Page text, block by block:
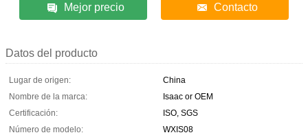
Mejor precio Contacto
Datos del producto
Lugar de origen:
China
Nombre de la marca:
Isaac or OEM
Certificación:
ISO, SGS
Número de modelo:
WXIS08